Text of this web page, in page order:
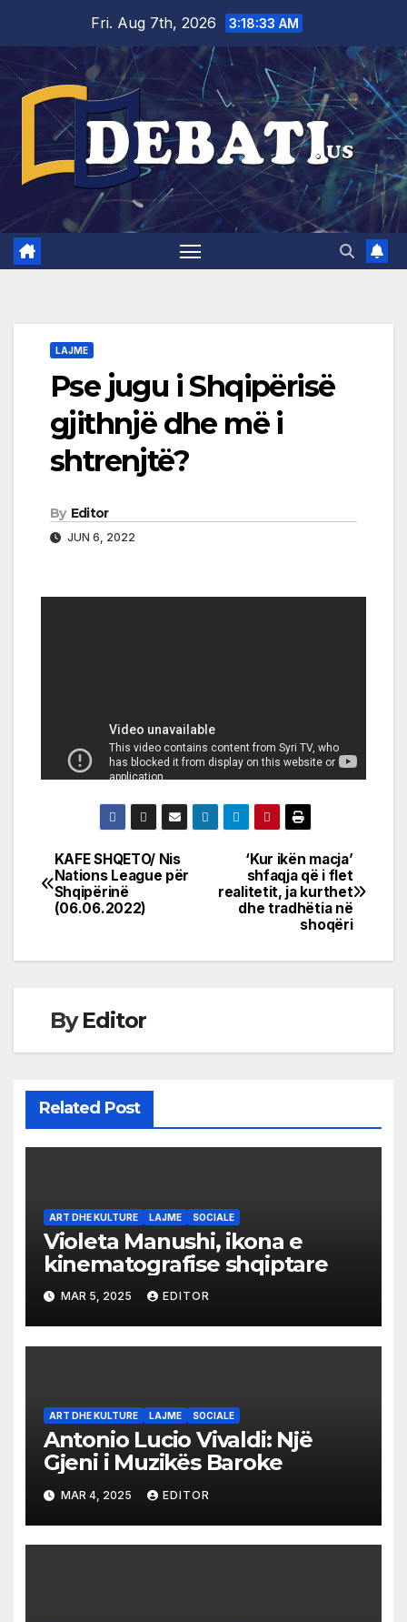
content
Fri. Aug 7th, 2026 3:18:34 AM
LAJME
Pse jugu i Shqipërisë
gjithnjë dhe më i
shtrenjtë?
By Editor
JUN 6, 2022
Post
navigation
‘Kur ikën macja’
shfaqja që i flet
realitetit, ja kurthet
dhe tradhëtia në
shoqëri
KAFE SHQETO/ Nis
Nations League për
Shqipërinë
(06.06.2022)
ByEditor
Related Post
ART DHE KULTURE LAJME SOCIALE
Violeta Manushi, ikona e
kinematografise shqiptare
MAR 5, 2025 EDITOR
ART DHE KULTURE LAJME SOCIALE
Antonio Lucio Vivaldi: Një
Gjeni i Muzikës Baroke
MAR 4, 2025 EDITOR